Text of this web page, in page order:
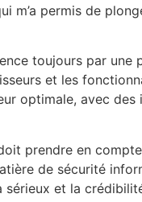
m’a permis de
toujours par
et les
optimale, avec
prendre en
de sécurité
et la